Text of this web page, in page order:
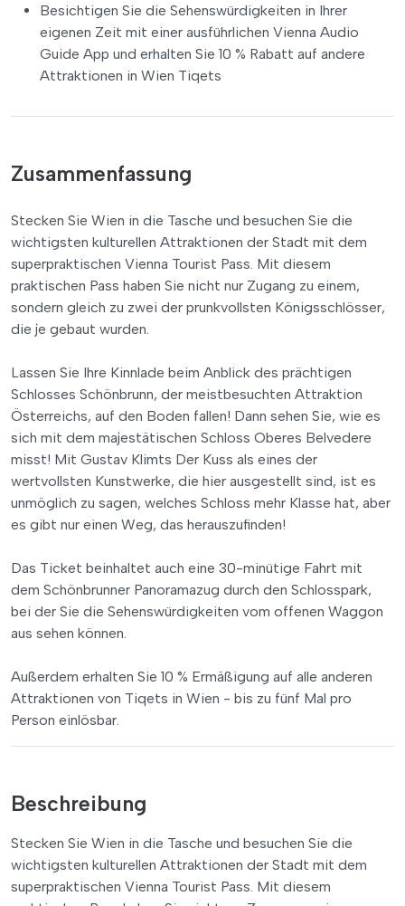
Besichtigen Sie die Sehenswürdigkeiten in Ihrer
eigenen Zeit mit einer ausführlichen Vienna Audio
Guide App und erhalten Sie 10 % Rabatt auf andere
Attraktionen in Wien Tiqets
Zusammenfassung
Stecken Sie Wien in die Tasche und besuchen Sie die
wichtigsten kulturellen Attraktionen der Stadt mit dem
superpraktischen Vienna Tourist Pass. Mit diesem
praktischen Pass haben Sie nicht nur Zugang zu einem,
sondern gleich zu zwei der prunkvollsten Königsschlösser,
die je gebaut wurden.
Lassen Sie Ihre Kinnlade beim Anblick des prächtigen
Schlosses Schönbrunn, der meistbesuchten Attraktion
Österreichs, auf den Boden fallen! Dann sehen Sie, wie es
sich mit dem majestätischen Schloss Oberes Belvedere
misst! Mit Gustav Klimts Der Kuss als eines der
wertvollsten Kunstwerke, die hier ausgestellt sind, ist es
unmöglich zu sagen, welches Schloss mehr Klasse hat, aber
es gibt nur einen Weg, das herauszufinden!
Das Ticket beinhaltet auch eine 30-minütige Fahrt mit
dem Schönbrunner Panoramazug durch den Schlosspark,
bei der Sie die Sehenswürdigkeiten vom offenen Waggon
aus sehen können.
Außerdem erhalten Sie 10 % Ermäßigung auf alle anderen
Attraktionen von Tiqets in Wien - bis zu fünf Mal pro
Person einlösbar.
Beschreibung
Stecken Sie Wien in die Tasche und besuchen Sie die
wichtigsten kulturellen Attraktionen der Stadt mit dem
superpraktischen Vienna Tourist Pass. Mit diesem